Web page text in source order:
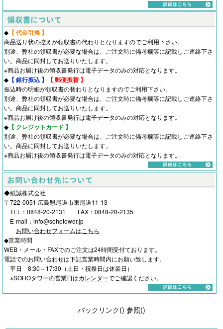
◆ 【 代金引換 】
商品送り状の控えが領収書の代わりとなりますのでご利用下さい。
別途、弊社の領収書が必要な場合は、ご注文時に備考欄等に記載しご連絡下さ
い。商品に同封してお送りいたします。
※商品お届け後の領収書発行は電子データのみの対応となります。
◆ 【 銀行振込 】 【 郵便振替 】
振込時の明細が領収書の替わりとなりますのでご利用下さい。
別途、弊社の領収書が必要な場合は、ご注文時に備考欄等に記載しご連絡下さ
い。商品に同封してお送りいたします。
※商品お届け後の領収書発行は電子データのみの対応となります。
◆ 【 クレジットカード 】
別途、弊社の領収書が必要な場合は、ご注文時に備考欄等に記載しご連絡下さ
い。商品に同封してお送りいたします。
※商品お届け後の領収書発行は電子データのみの対応となります。
◆紙誠株式会社
〒722-0051 広島県尾道市東尾道11-13
TEL：0848-20-2131 FAX：0848-20-2135
E-mail：info@sohotower.jp
お問い合わせフォームはこちら
◆営業時間
WEB・メール・FAXでのご注文は24時間受付ております。
電話でのお問い合わせは下記営業時間内にお願い致します。
平日 8:30～17:30（土日・祝祭日は休業日）
※SOHOタワーの営業日はカレンダーでご確認ください。
バックリンク() 参照()